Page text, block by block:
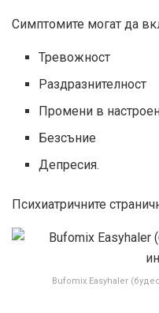
Симптомите могат да
Тревожност
Раздразнителност
Промени в
Безсъние
Депресия.
Психиатричните
Bufomix Easyhaler